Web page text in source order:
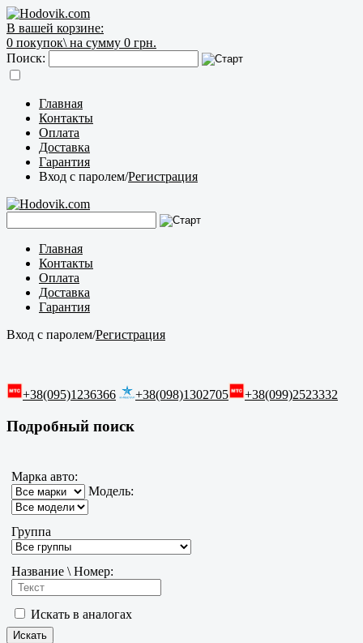
В вашей корзине:
0 покупок\ на сумму 0 грн.
Поиск:
Главная
Контакты
Оплата
Доставка
Гарантия
Вход с паролем/Регистрация
Главная
Контакты
Оплата
Доставка
Гарантия
Вход с паролем/Регистрация
+38(095)1236366 +38(098)1302705 +38(099)2523332
Подробный поиск
Марка авто:
Модель:
Группа
Название \ Номер:
Искать в аналогах